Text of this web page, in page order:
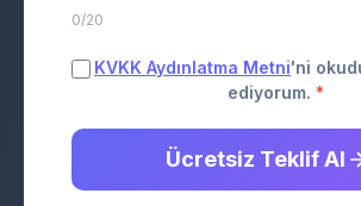
0/20
KVKK Aydınlatma Metni'ni
ediyorum. *
Ücretsiz Teklif Al